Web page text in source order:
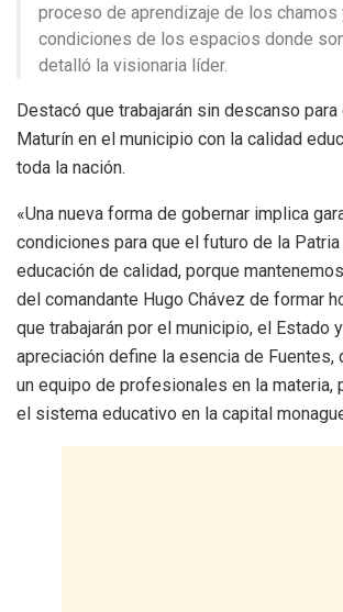
proceso de aprendizaje de los chamos
condiciones de los espacios donde
detalló la visionaria líder.
Destacó que trabajarán sin descanso
Maturín en el municipio con la calidad
toda la nación.
«Una nueva forma de gobernar implica
condiciones para que el futuro de la Patria
educación de calidad, porque
del comandante Hugo Chávez de formar
que trabajarán por el municipio, el Estado
apreciación define la esencia de Fuentes,
un equipo de profesionales en la materia,
el sistema educativo en la capital